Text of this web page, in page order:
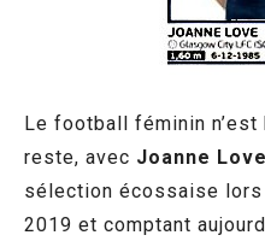
Le football féminin
reste, avec Joanne Love
sélection écossaise lors
2019 et comptant